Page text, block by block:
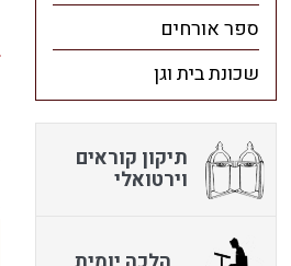
ספר אורחים
שכונת בית וגן
תיקון קוראים
וירטואלי